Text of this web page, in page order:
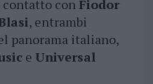
contatto con Fiodor
, entrambi
panorama italiano,
e Universal